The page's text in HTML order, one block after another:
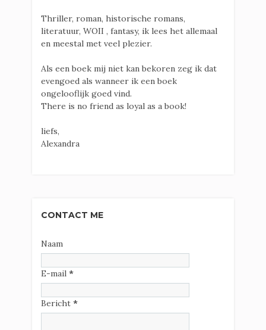
Thriller, roman, historische romans,
literatuur, WOII , fantasy, ik lees het allemaal
en meestal met veel plezier.
Als een boek mij niet kan bekoren zeg ik dat
evengoed als wanneer ik een boek
ongelooflijk goed vind.
There is no friend as loyal as a book!
liefs,
Alexandra
CONTACT ME
Naam
E-mail *
Bericht *